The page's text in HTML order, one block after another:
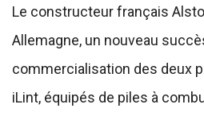
Le constructeur français
Allemagne, un nouveau
commercialisation des deux
iLint, équipés de piles à